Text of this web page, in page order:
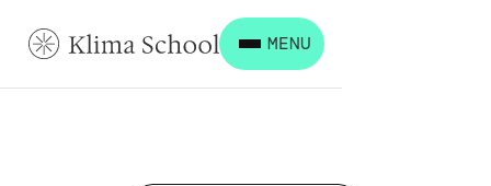
MENU